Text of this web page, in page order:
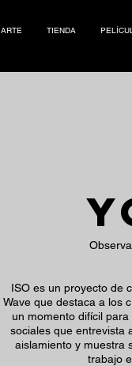
ARTE TIENDA
ISO es un proyecto de
Wave que destaca a los
un momento difícil para
sociales que entrevista
aislamiento y muestra
trabajo